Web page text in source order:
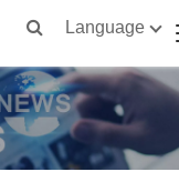
Language